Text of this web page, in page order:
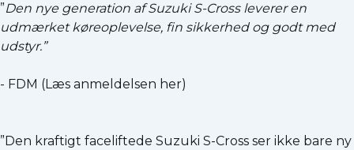
”Den nye generation af Suzuki S-Cross leverer en
udmærket køreoplevelse, fin sikkerhed og godt med
udstyr.”
- FDM (Læs anmeldelsen her)
”Den kraftigt faceliftede Suzuki S-Cross ser ikke bare ny